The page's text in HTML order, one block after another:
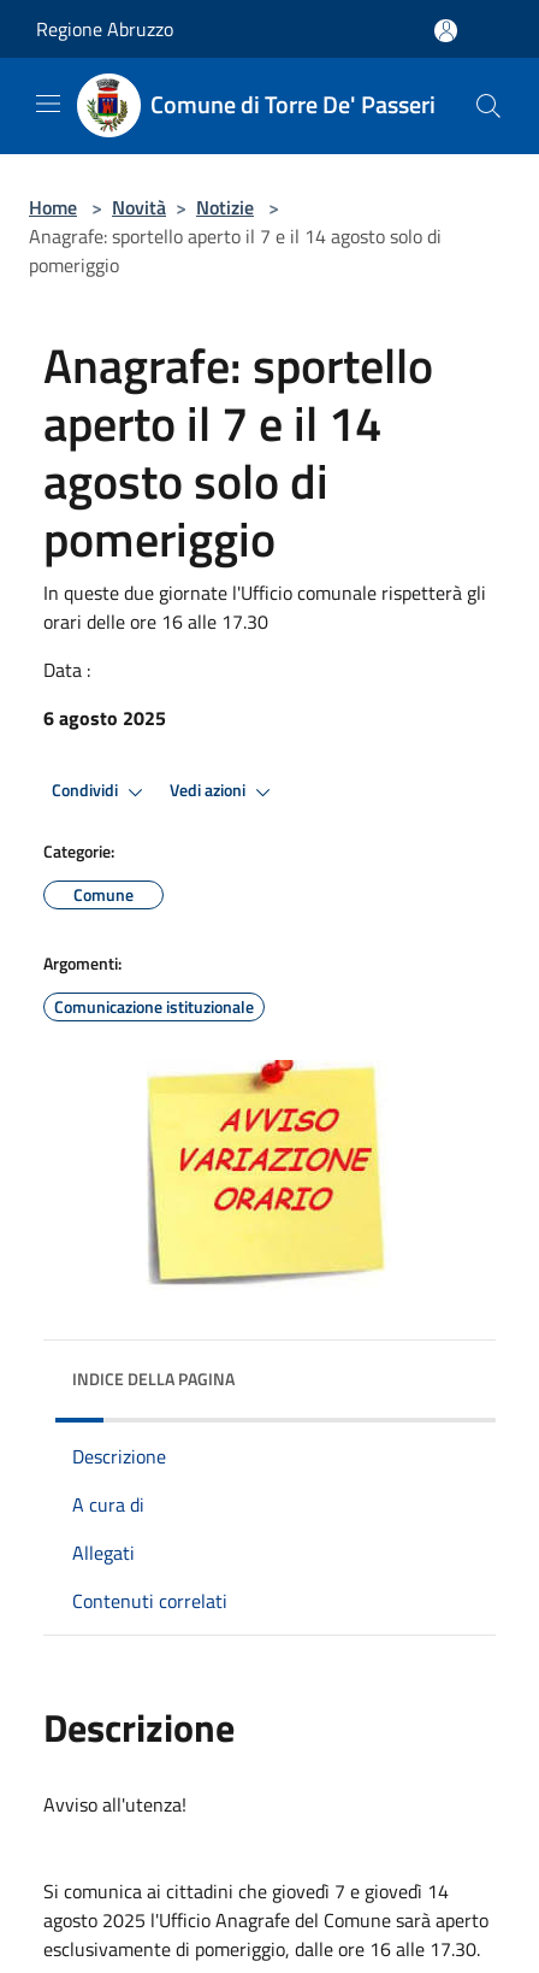
Regione Abruzzo
Comune di Torre De' Passeri
Home > Novità > Notizie >
Anagrafe: sportello aperto il 7 e il 14 agosto solo di
pomeriggio
Anagrafe: sportello
aperto il 7 e il 14
agosto solo di
pomeriggio
In queste due giornate l'Ufficio comunale rispetterà gli
orari delle ore 16 alle 17.30
Data :
6 agosto 2025
Condividi Vedi azioni
Categorie:
Comune
Argomenti:
Comunicazione istituzionale
INDICE DELLA PAGINA
Descrizione
A cura di
Allegati
Contenuti correlati
Descrizione
Avviso all'utenza!
Si comunica ai cittadini che giovedì 7 e giovedì 14
agosto 2025 l'Ufficio Anagrafe del Comune sarà aperto
esclusivamente di pomeriggio, dalle ore 16 alle 17.30.